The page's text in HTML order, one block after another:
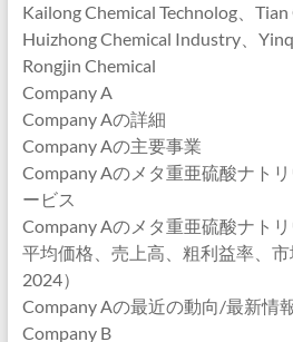
Kailong Chemical Technolog、Tian
Huizhong Chemical Industry、
Rongjin Chemical
Company A
Company Aの詳細
Company Aの主要事業
Company Aのメタ重亜硫酸ナト
ービス
Company Aのメタ重亜硫酸ナトリ
平均価格、売上高、粗利益率、
2024）
Company Aの最近の動向/最新情
Company B